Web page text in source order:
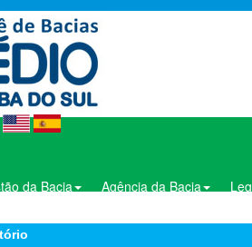
da Bacia Agência da Bacia